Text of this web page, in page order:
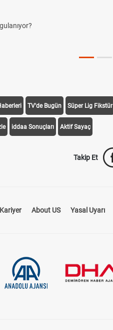
TV'de Bugün Süper Lig Fikstür
iddaa Sonuçları Aktif Sayaç
Takip Et
Kariyer About US Yasal Uyarı